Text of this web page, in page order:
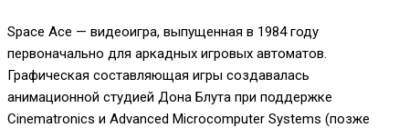
Space Ace — видеоигра, выпущенная в 1984 году
первоначально для аркадных игровых автоматов.
Графическая составляющая игры создавалась
анимационной студией Дона Блута при поддержке
Cinematronics и Advanced Microcomputer Systems (позже